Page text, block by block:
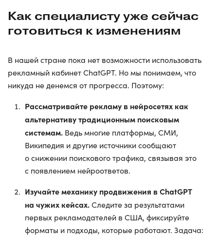
Как специалисту уже сейчас
готовиться к изменениям
В нашей стране пока нет возможности использовать
рекламный кабинет ChatGPT. Но мы понимаем, что
никуда не денемся от прогресса. Поэтому:
Рассматривайте рекламу в нейросетях как
альтернативу традиционным поисковым
системам. Ведь многие платформы, СМИ,
Википедия и другие источники сообщают
о снижении поискового трафика, связывая это
с появлением нейроответов.
Изучайте механику продвижения в ChatGPT
на чужих кейсах.Следите за результатами
первых рекламодателей в США, фиксируйте
форматы и подходы, которые работают. Задача: